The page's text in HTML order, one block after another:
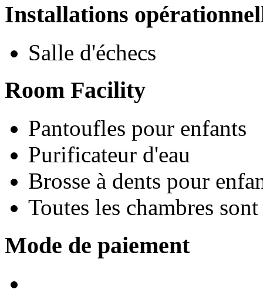
Installations
Salle d'échecs
Room Facility
Pantoufles pour enfants
Purificateur d'eau
Brosse à dents pour
Toutes les chambres
Mode de paiement